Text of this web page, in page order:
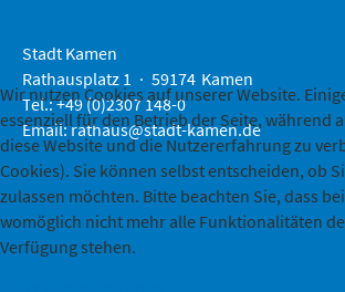
Stadt Kamen
Rathausplatz 1
59174 Kamen
Tel.: +49 (0)2307 148-0
Email:rathaus@stadt-kamen.de
Wir nutzen Cookies auf unserer Website.
essenziell für den Betrieb der Seite, während
diese Website und die Nutzererfahrung zu
Cookies). Sie können selbst entscheiden, ob
zulassen möchten. Bitte beachten Sie, dass
womöglich nicht mehr alle Funktionalitäten
Verfügung stehen.